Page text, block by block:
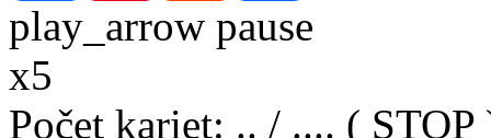
play_arrow pause
x5
Počet kariet: .. / .... ( STOP